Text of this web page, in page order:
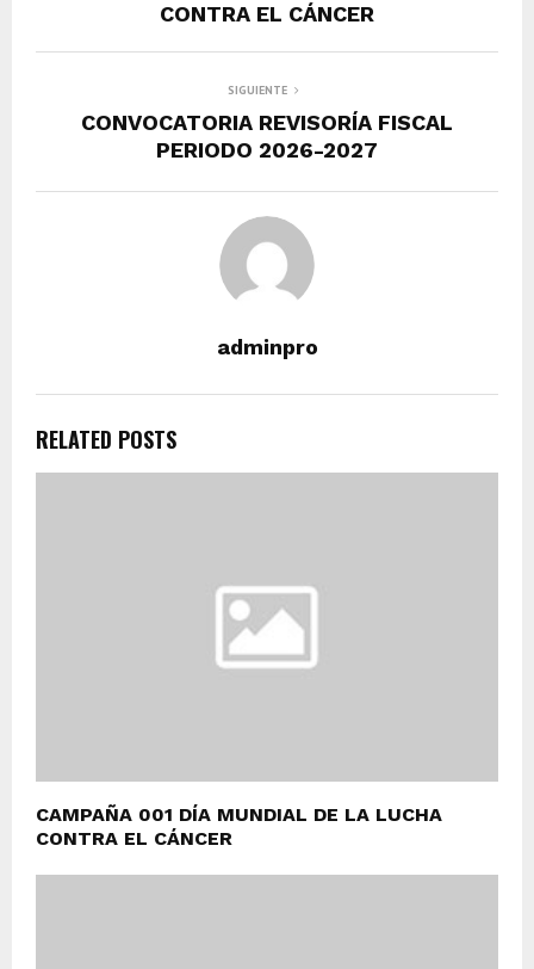
CONTRA EL CÁNCER
SIGUIENTE
CONVOCATORIA REVISORÍA FISCAL
PERIODO 2026-2027
adminpro
RELATED POSTS
CAMPAÑA 001 DÍA MUNDIAL DE LA LUCHA
CONTRA EL CÁNCER